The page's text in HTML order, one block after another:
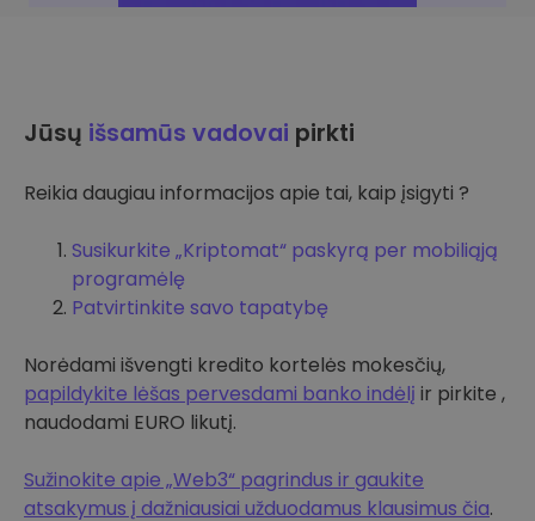
Jūsų išsamūs vadovai pirkti
Reikia daugiau informacijos apie tai, kaip įsigyti ?
Susikurkite „Kriptomat“ paskyrą per mobiliąją
programėlę
Patvirtinkite savo tapatybę
Norėdami išvengti kredito kortelės mokesčių,
papildykite lėšas pervesdami banko indėlį ir pirkite ,
naudodami EURO likutį.
Sužinokite apie „Web3“ pagrindus ir gaukite
atsakymus į dažniausiai užduodamus klausimus čia.